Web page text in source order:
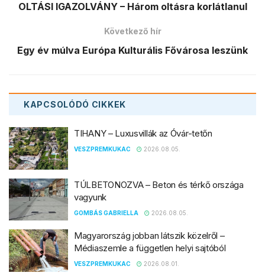
OLTÁSI IGAZOLVÁNY – Három oltásra korlátlanul
Következő hír
Egy év múlva Európa Kulturális Fővárosa leszünk
KAPCSOLÓDÓ CIKKEK
TIHANY – Luxusvillák az Óvár-tetőn
VESZPREMKUKAC 2026.08.05.
TÚLBETONOZVA – Beton és térkő országa
vagyunk
GOMBÁS GABRIELLA 2026.08.05.
Magyarország jobban látszik közelről –
Médiaszemle a független helyi sajtóból
VESZPREMKUKAC 2026.08.01.